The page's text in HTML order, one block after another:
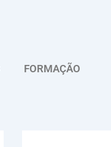
FORMAÇÃO
u